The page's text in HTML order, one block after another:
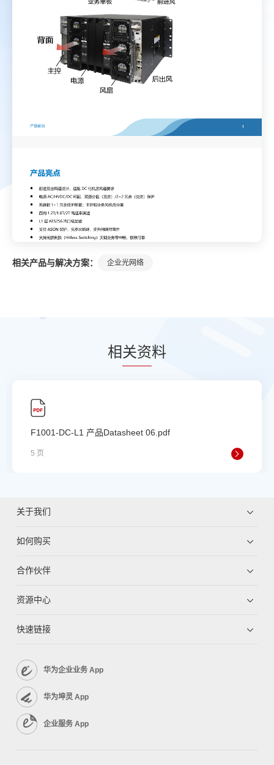
相关产品与解决方案： 企业光网络
相关资料
F1001-DC-L1 产品Datasheet 06.pdf
5 页
关于我们
如何购买
合作伙伴
资源中心
快速链接
华为企业业务 App
华为坤灵 App
企业服务 App